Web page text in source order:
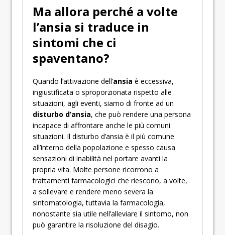
Ma allora perché a volte
l’ansia si traduce in
sintomi che ci
spaventano?
Quando l’attivazione dell’ansia è eccessiva,
ingiustificata o sproporzionata rispetto alle
situazioni, agli eventi, siamo di fronte ad un
disturbo d’ansia, che può rendere una persona
incapace di affrontare anche le più comuni
situazioni. Il disturbo d’ansia è il più comune
all’interno della popolazione e spesso causa
sensazioni di inabilità nel portare avanti la
propria vita. Molte persone ricorrono a
trattamenti farmacologici che riescono, a volte,
a sollevare e rendere meno severa la
sintomatologia, tuttavia la farmacologia,
nonostante sia utile nell’alleviare il sintomo, non
può garantire la risoluzione del disagio.